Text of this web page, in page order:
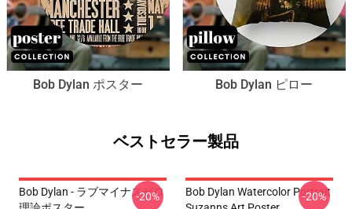
Bob Dylan ポスター Bob Dylan ピロー
ベストセラー製品
Bob Dylan - ラブマイナスゼロ
-20%
Bob Dylan Watercolor Portrait
-20%